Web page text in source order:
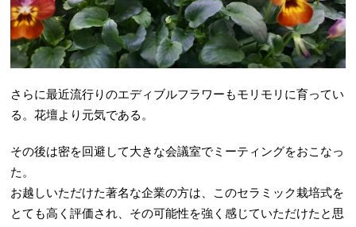
さらに最近流行りのエディブルフラワーもモリモリに育ってい
る。花壇より元気である。
その後は密を回避して大きな会議室でミーティングをおこなっ
た。
お越しいただけた著名な企業の方は、このセラミック栽培式を
とても高く評価され、その可能性を強く感じていただけたと思